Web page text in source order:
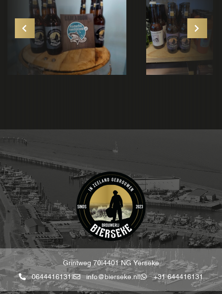
Grintweg 70|4401 NG Yerseke
0644416131| info@bierseke.nl| +31 644416131